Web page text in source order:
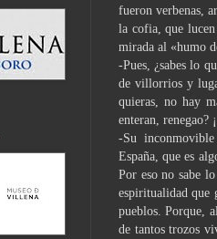
fueron verbenas,
la cofia, que lucen
mirada al «humo
-Pues, ¿sabes lo
de villorrios y
quieras, no hay
enteran, renegao?
-Su
España, que es
Por eso no sabe
espiritualidad que
pueblos. Porque,
de tantos trozos